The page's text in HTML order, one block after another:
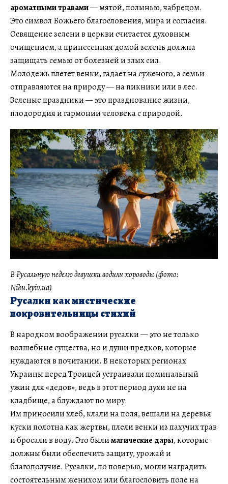
ароматными травами— мятой, полынью, чабрецом.
Это символ Божьего благословения, мира и согласия.
Освящение зелени в церкви считается духовным
очищением, а принесенная домой зелень должна
защищать семью от болезней и злых сил.
Молодежь плетет венки, гадает на суженого, а семьи
отправляются на природу — на пикники или в лес.
Зеленые праздники — это празднование жизни,
плодородия и гармонии человека с природой.
В Русальную неделю девушки водили хороводы (фото:
Nibu.kyiv.ua)
Русалки как мистические
покровительницы стихий
В народном воображении русалки — это не только
волшебные существа, но и души предков, которые
нуждаются в почитании. В некоторых регионах
Украины перед Троицей устраивали поминальный
ужин для «дедов», ведь в этот период духи не на
кладбище, а блуждают по миру.
Им приносили хлеб, клали на поля, вешали на деревья
куски полотна как жертвы, плели венки из пахучих трав
и бросали в воду. Это былимагические дары, которые
должны были обеспечить защиту, урожай и
благополучие. Русалки, по поверью, могли наградить
состоятельным женихом или благословить поле на